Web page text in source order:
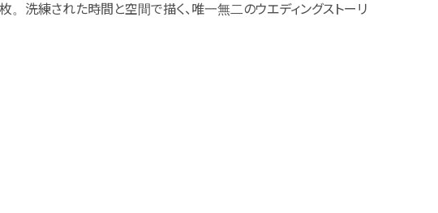
洗練された時間と空間で描く、唯一無二のウエディングストーリ